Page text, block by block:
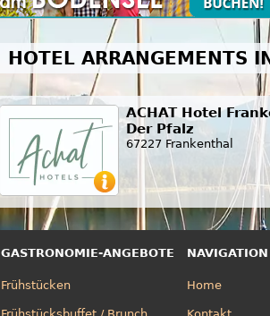
HOTEL ARRANGEMENTS
ACHAT Hotel
Der Pfalz
67227 Frankenthal
GASTRONOMIE-ANGEBOTE
Frühstücken
NAVIGATION
Home